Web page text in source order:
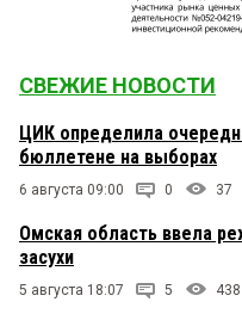
СВЕЖИЕ НОВОСТИ
ЦИК определила
бюллетене на выборах
6 августа 09:00 0 37
Омская область ввела
засухи
5 августа 18:07 5 438